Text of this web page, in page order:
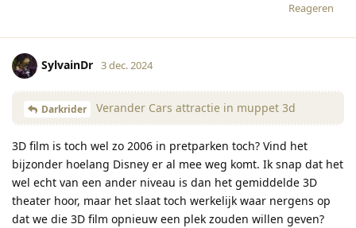
Reageren
SylvainDr 3 dec. 2024
Darkrider Verander Cars attractie in muppet 3d
3D film is toch wel zo 2006 in pretparken toch? Vind het
bijzonder hoelang Disney er al mee weg komt. Ik snap dat het
wel echt van een ander niveau is dan het gemiddelde 3D
theater hoor, maar het slaat toch werkelijk waar nergens op
dat we die 3D film opnieuw een plek zouden willen geven?